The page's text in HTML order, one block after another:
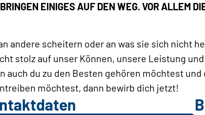
EINIGES AUF DEN WEG. VOR ALLEM
andere scheitern oder an was sie sich nicht
stolz auf unser Können, unsere Leistung
auch du zu den Besten gehören möchtest
möchtest, dann bewirb dich jetzt!